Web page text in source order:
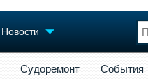
Новости
Судоремонт События